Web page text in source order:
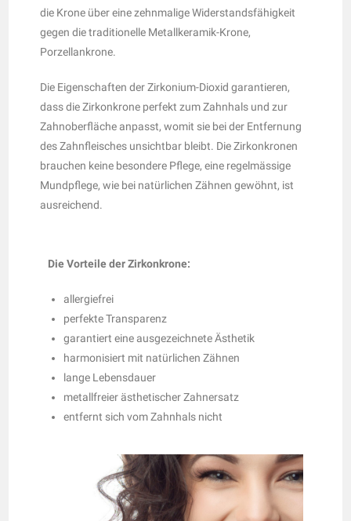
die Krone über eine zehnmalige Widerstandsfähigkeit
gegen die traditionelle Metallkeramik-Krone,
Porzellankrone.
Die Eigenschaften der Zirkonium-Dioxid garantieren,
dass die Zirkonkrone perfekt zum Zahnhals und zur
Zahnoberfläche anpasst, womit sie bei der Entfernung
des Zahnfleisches unsichtbar bleibt. Die Zirkonkronen
brauchen keine besondere Pflege, eine regelmässige
Mundpflege, wie bei natürlichen Zähnen gewöhnt, ist
ausreichend.
Die Vorteile der Zirkonkrone:
allergiefrei
perfekte Transparenz
garantiert eine ausgezeichnete Ästhetik
harmonisiert mit natürlichen Zähnen
lange Lebensdauer
metallfreier ästhetischer Zahnersatz
entfernt sich vom Zahnhals nicht